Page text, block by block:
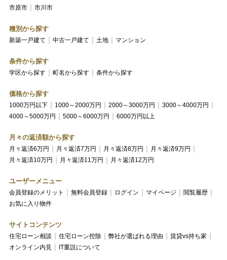
市原市
市川市
種別から探す
新築一戸建て 中古一戸建て 土地 マンション
条件から探す
学区から探す 町名から探す 条件から探す
価格から探す
1000万円以下 1000～2000万円 2000～3000万円
3000～4000万円
4000～5000万円
5000～6000万円 6000万円以上
月々の返済額から探す
月々返済6万円 月々返済7万円 月々返済8万円
月々返済9万円
月々返済10万円
月々返済11万円 月々返済12万円
ユーザーメニュー
会員登録のメリット 無料会員登録 ログイン マイページ
閲覧履歴
お気に入り物件
サイトコンテンツ
住宅ローン相談 住宅ローン控除 弊社が選ばれる理由
賃貸vs持ち家
オンライン内見
IT重説について